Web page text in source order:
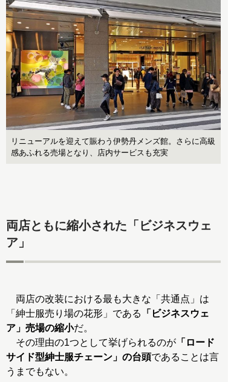
リニューアルを迎えて賑わう伊勢丹メンズ館。さらに高級
感あふれる売場となり、店内サービスも充実
両店ともに縮小された「ビジネスウェ
ア」
両店の改装における最も大きな「共通点」は
「紳士服売り場の花形」である
「ビジネスウェ
ア」売場の縮小だ。
その理由の1つとして挙げられるのが 「ロード
サイド型紳士服チェーン」の台頭であることは言
うまでもない。